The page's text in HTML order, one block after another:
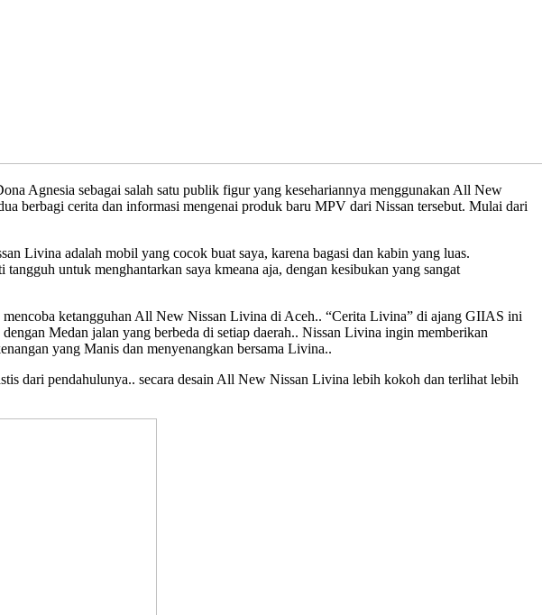
Agnesia sebagai salah satu publik figur yang kesehariannya menggunakan All New
berbagi cerita dan informasi mengenai produk baru MPV dari Nissan tersebut. Mulai dari
Livina adalah mobil yang cocok buat saya, karena bagasi dan kabin yang luas.
untuk menghantarkan saya kmeana aja, dengan kesibukan yang sangat
ketangguhan All New Nissan Livina di Aceh.. “Cerita Livina” di ajang GIIAS ini
Medan jalan yang berbeda di setiap daerah.. Nissan Livina ingin memberikan
yang Manis dan menyenangkan bersama Livina..
dari pendahulunya.. secara desain All New Nissan Livina lebih kokoh dan terlihat lebih